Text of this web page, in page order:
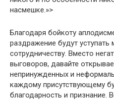
насмешке.»>
Благодаря бойкоту
раздражение будут
сотрудничеству. Вместо
выговоров, давайте
непринужденных и
каждому присутствующему
благодарность и признание.